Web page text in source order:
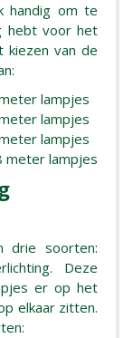
handig om te
hebt voor het
van de
lampjes
lampjes
lampjes
meter lampjes
drie soorten:
Deze
er op het
elkaar zitten.